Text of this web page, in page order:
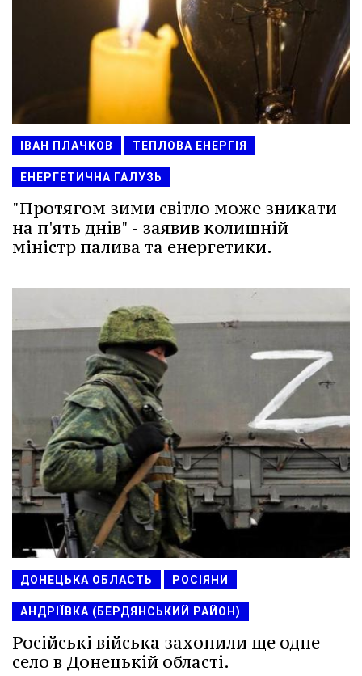
ІВАН ПЛАЧКОВ ТЕПЛОВА ЕНЕРГІЯ
ЕНЕРГЕТИЧНА ГАЛУЗЬ
"Протягом зими світло може зникати
на п'ять днів" - заявив колишній
міністр палива та енергетики.
ДОНЕЦЬКА ОБЛАСТЬ РОСІЯНИ
АНДРІЇВКА (БЕРДЯНСЬКИЙ РАЙОН)
Російські війська захопили ще одне
село в Донецькій області.